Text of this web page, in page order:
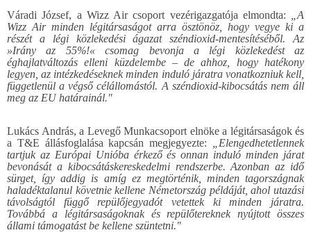
Váradi József, a Wizz Air csoport vezérigazgatója elmondta:
„A
Wizz Air minden légitársaságot arra ösztönöz, hogy vegye ki a
részét a légi közlekedési ágazat széndioxid-mentesítéséből. Az
»Irány az 55%!«csomag bevonja a légi közlekedést az
éghajlatváltozás elleni küzdelembe – de ahhoz, hogy hatékony
legyen, az intézkedéseknek minden induló járatra vonatkozniuk kell,
függetlenül a végső célállomástól. A széndioxid-kibocsátás nem áll
meg az EU határainál."
Lukács András, a Levegő Munkacsoport elnöke a légitársaságok és
a T&E állásfoglalása kapcsán megjegyezte:
„Elengedhetetlennek
tartjuk az Európai Unióba érkező és onnan induló minden járat
bevonását a kibocsátáskereskedelmi rendszerbe. Azonban az idő
sürget, így addig is amíg ez megtörténik, minden tagországnak
haladéktalanul követnie kellene Németország példáját, ahol utazási
távolságtól függő repülőjegyadót vetettek ki minden járatra.
Továbbá a légitársaságoknak és repülőtereknek nyújtott összes
állami támogatást be kellene szüntetni."